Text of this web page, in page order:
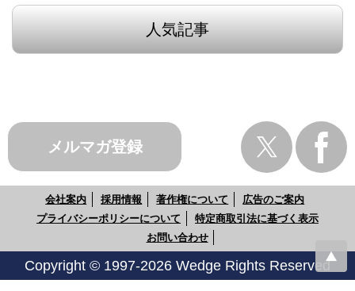
人気記事
メルマガ登録
会社案内 採用情報 著作権について
広告のご案内
プライバシーポリシーについて
特定商取引法に基づく表示
お問い合わせ
Copyright © 1997-2026 Wedge Rights Reserved